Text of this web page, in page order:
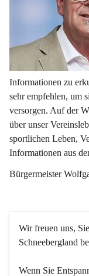
Informationen zu
sehr empfehlen, um
versorgen. Auf der
über unser
sportlichen Leben,
Informationen aus
Bürgermeister
Wir freuen uns,
Schneebergland
Wenn Sie